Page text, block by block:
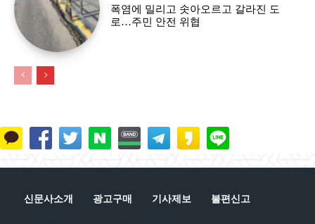
폭염에 밀리고 솟아오르고 갈라진 도
로…주민 안전 위협
신문사소개 광고구매 기사제보 불편신고